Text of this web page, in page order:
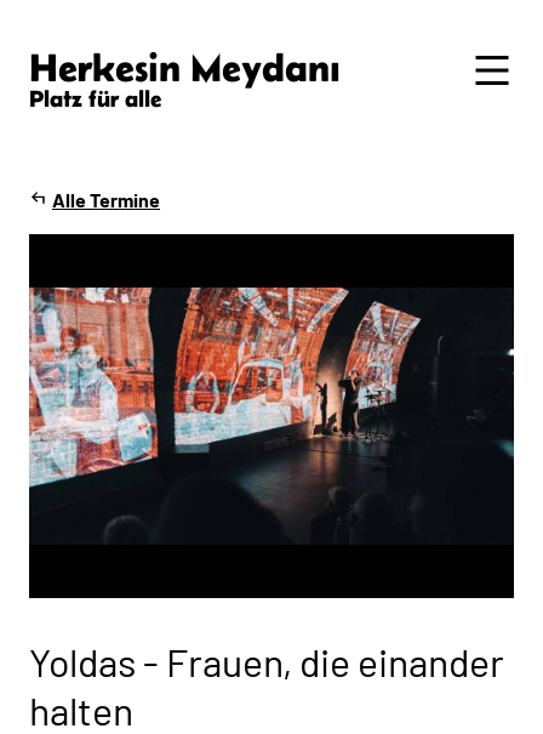
Herkesin Meydanı
Platz für alle
Alle Termine
Yoldas - Frauen, die einander
halten